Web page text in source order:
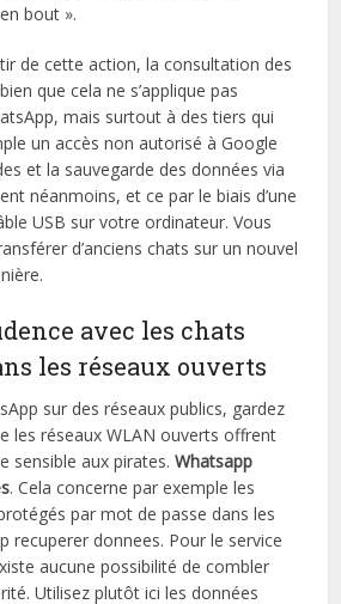
bout ».
de cette action, la consultation des
que cela ne s’applique pas
mais surtout à des tiers qui
un accès non autorisé à Google
et la sauvegarde des données via
néanmoins, et ce par le biais d’une
USB sur votre ordinateur. Vous
d’anciens chats sur un nouvel
avec les chats
les réseaux ouverts
sur des réseaux publics, gardez
les réseaux WLAN ouverts offrent
sensible aux pirates.Whatsapp
. Cela concerne par exemple les
par mot de passe dans les
recuperer donnees. Pour le service
aucune possibilité de combler
Utilisez plutôt ici les données